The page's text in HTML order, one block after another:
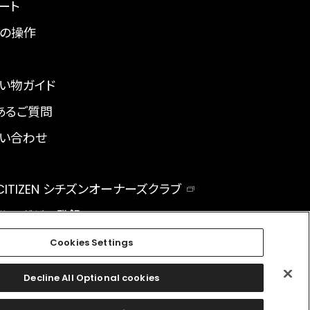
ト
操作
物ガイド
るご質問
合わせ
シチズンオーナーズクラブ
マガジン登録
facebookinstagramtwitter
Cookies Settings
Decline All Optional cookies